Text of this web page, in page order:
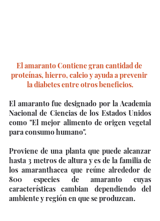
El amaranto Contiene gran cantidad de
proteínas, hierro, calcio y ayuda a prevenir
la diabetes entre otros beneficios.
El amaranto fue designado por la Academia
Nacional de Ciencias de los Estados Unidos
como "El mejor alimento de origen vegetal
para consumo humano".
Proviene de una planta que puede alcanzar
hasta 3 metros de altura y es de la familia de
los amaranthacea que reúne alrededor de
800 especies de amaranto cuyas
características cambian dependiendo del
ambiente y región en que se produzcan.